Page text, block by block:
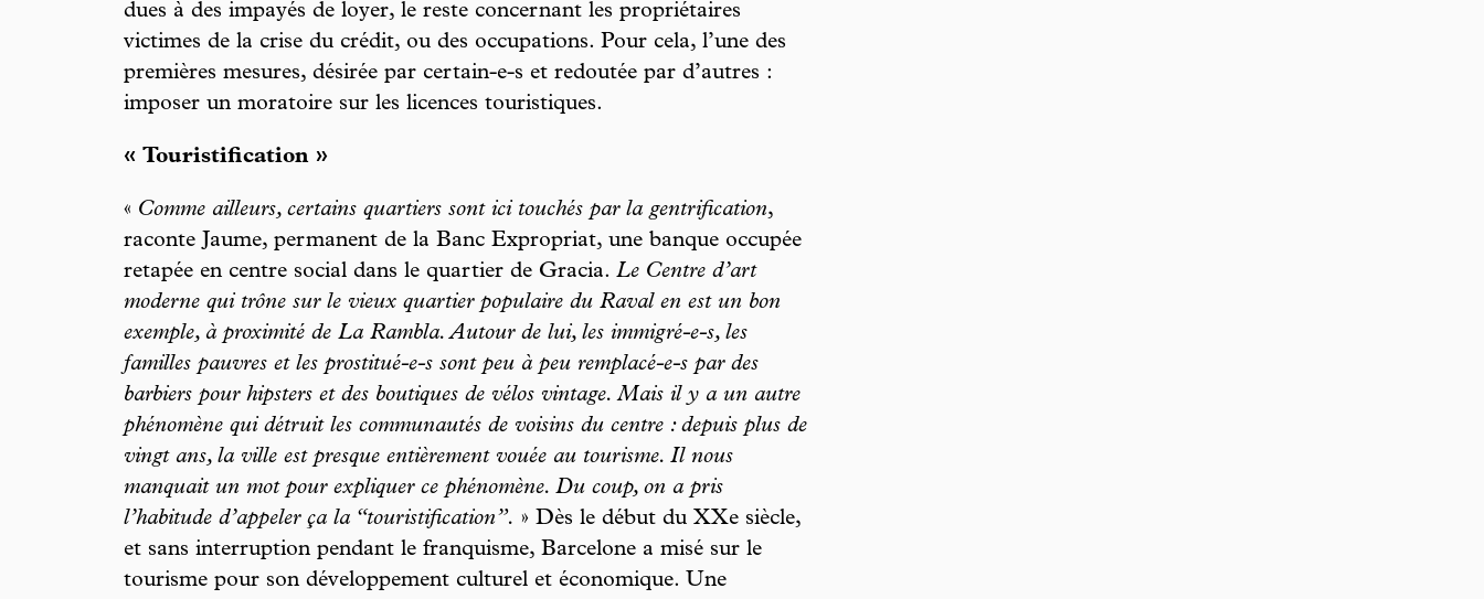
dues à des impayés de loyer, le reste concernant les propriétaires
victimes de la crise du crédit, ou des occupations. Pour cela, l’une des
premières mesures, désirée par certain-e-s et redoutée par d’autres :
imposer un moratoire sur les licences touristiques.
« Touristification »
« Comme ailleurs, certains quartiers sont ici touchés par la gentrification,
raconte Jaume, permanent de la Banc Expropriat, une banque occupée
retapée en centre social dans le quartier de Gracia. Le Centre d’art
moderne qui trône sur le vieux quartier populaire du Raval en est un bon
exemple, à proximité de La Rambla. Autour de lui, les immigré-e-s, les
familles pauvres et les prostitué-e-s sont peu à peu remplacé-e-s par des
barbiers pour hipsters et des boutiques de vélos vintage. Mais il y a un autre
phénomène qui détruit les communautés de voisins du centre : depuis plus de
vingt ans, la ville est presque entièrement vouée au tourisme. Il nous
manquait un mot pour expliquer ce phénomène. Du coup, on a pris
l’habitude d’appeler ça la “touristification”. » Dès le début du XXe siècle,
et sans interruption pendant le franquisme, Barcelone a misé sur le
tourisme pour son développement culturel et économique. Une